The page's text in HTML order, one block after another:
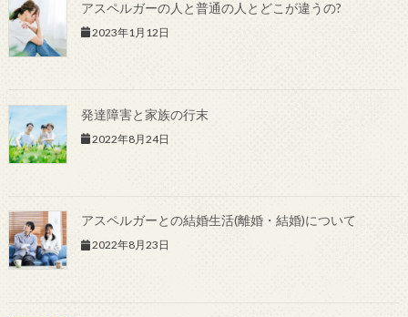
アスペルガーの人と普通の人とどこが違うの?
2023年1月12日
発達障害と家族の行末
2022年8月24日
アスペルガーとの結婚生活(離婚・結婚)について
2022年8月23日